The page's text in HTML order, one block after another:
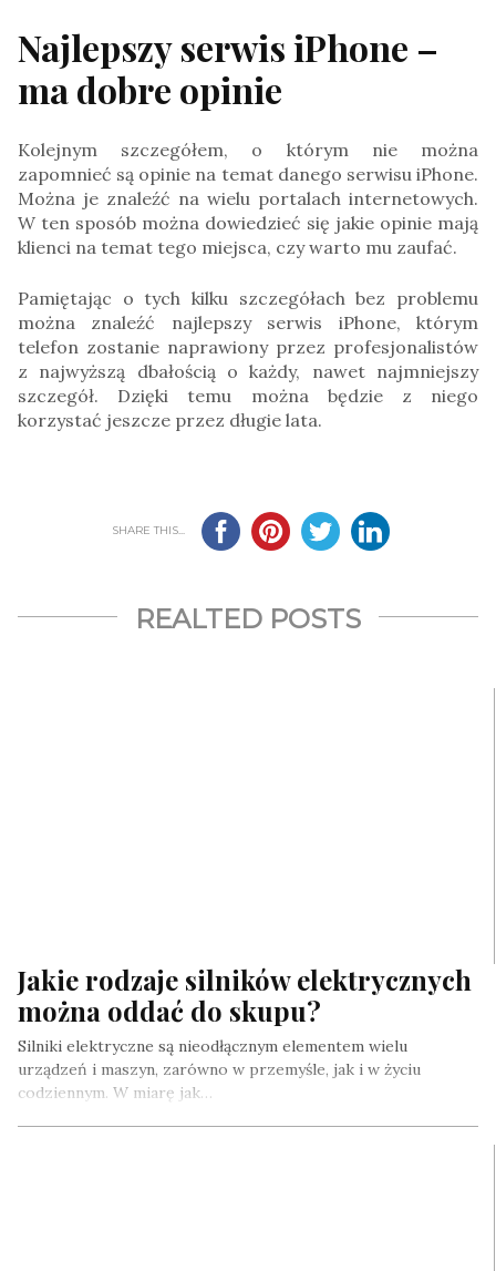
Najlepszy serwis iPhone –
ma dobre opinie
Kolejnym szczegółem, o którym nie można
zapomnieć są opinie na temat danego serwisu iPhone.
Można je znaleźć na wielu portalach internetowych.
W ten sposób można dowiedzieć się jakie opinie mają
klienci na temat tego miejsca, czy warto mu zaufać.
Pamiętając o tych kilku szczegółach bez problemu
można znaleźć najlepszy serwis iPhone, którym
telefon zostanie naprawiony przez profesjonalistów
z najwyższą dbałością o każdy, nawet najmniejszy
szczegół. Dzięki temu można będzie z niego
korzystać jeszcze przez długie lata.
SHARE THIS...
REALTED POSTS
Jakie rodzaje silników elektrycznych
można oddać do skupu?
Silniki elektryczne są nieodłącznym elementem wielu
urządzeń i maszyn, zarówno w przemyśle, jak i w życiu
codziennym. W miarę jak…